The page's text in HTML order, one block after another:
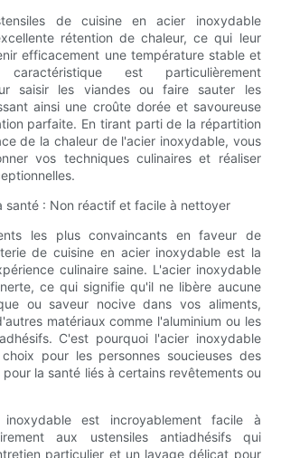
de cuisine en acier inoxydable
rétention de chaleur, ce qui leur
efficacement une température stable et
est particulièrement
saisir les viandes ou faire sauter les
ainsi une croûte dorée et savoureuse
parfaite. En tirant parti de la répartition
de la chaleur de l'acier inoxydable, vous
vos techniques culinaires et réaliser
santé : Non réactif et facile à nettoyer
les plus convaincants en faveur de
de cuisine en acier inoxydable est la
culinaire saine. L'acier inoxydable
ce qui signifie qu'il ne libère aucune
ou saveur nocive dans vos aliments,
matériaux comme l'aluminium ou les
C'est pourquoi l'acier inoxydable
pour les personnes soucieuses des
la santé liés à certains revêtements ou
est incroyablement facile à
aux ustensiles antiadhésifs qui
particulier et un lavage délicat pour